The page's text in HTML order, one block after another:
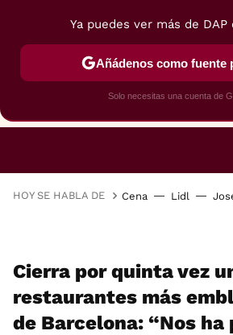
RESTAURANTES
HOY SE HABLA DE Cena Lidl
Cierra por quinta vez
restaurantes más
de Barcelona: “Nos ha
Ya puedes ver más de DAP
Añádenos como fuente
Solo necesitas una cuenta de